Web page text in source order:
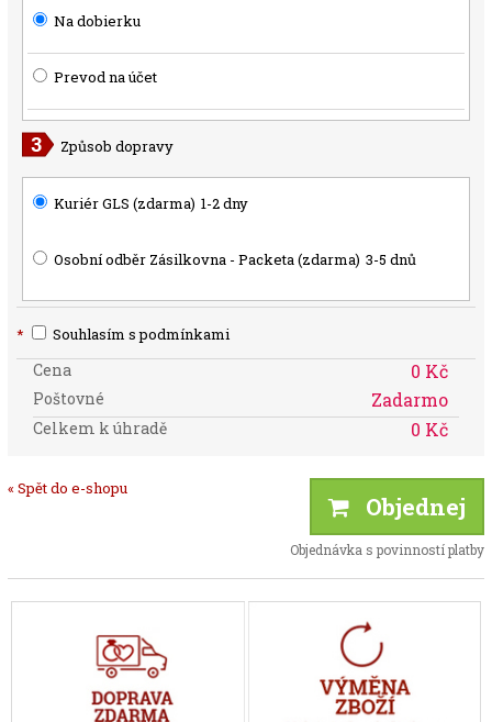
Na dobierku
Prevod na účet
Způsob dopravy
Kuriér GLS (zdarma) 1-2 dny
Osobní odběr Zásilkovna - Packeta (zdarma) 3-5 dnů
* Souhlasím s podmínkami
Cena 0 Kč
Poštovné Zadarmo
Celkem k úhradě 0 Kč
« Spět do e-shopu
Objednej
Objednávka s povinností platby